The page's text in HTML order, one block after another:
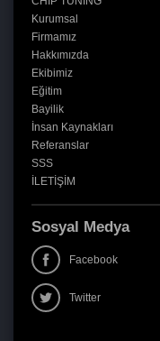
Kurumsal
Firmamız
Hakkımızda
Ekibimiz
Eğitim
Bayilik
İnsan Kaynakları
Referanslar
SSS
İLETİŞİM
Sosyal Medya
Facebook
Twitter